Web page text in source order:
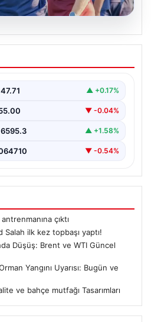
Salah ilk kez
“ Trabzonspor, yeni…
47.71 ▲ +0.17%
▼ -0.04%
6595.3 ▲ +1.58%
▼ -0.54%
çıktı
Salah ilk kez topbaşı yaptı!
Düşüş: Brent ve WTI Güncel
Yangını Uyarısı: Bugün ve
ve bahçe mutfağı Tasarımları